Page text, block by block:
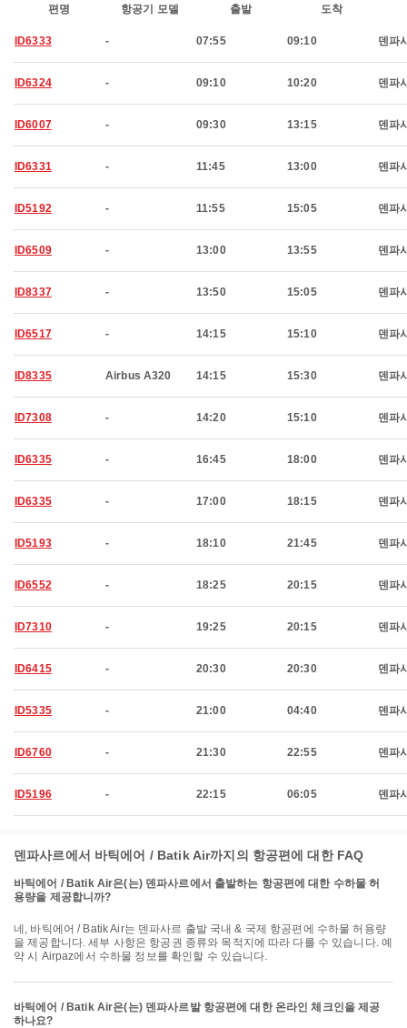
편명 항공기 모델 출발 도착
ID6333 - 07:55 09:10 덴파
ID6324 - 09:10 10:20 덴파
ID6007 - 09:30 13:15 덴파
ID6331 - 11:45 13:00 덴파
ID5192 - 11:55 15:05 덴파
ID6509 - 13:00 13:55 덴파
ID8337 - 13:50 15:05 덴파
ID6517 - 14:15 15:10 덴파
ID8335 Airbus A320 14:15 15:30 덴파
ID7308 - 14:20 15:10 덴파
ID6335 - 16:45 18:00 덴파
ID6335 - 17:00 18:15 덴파
ID5193 - 18:10 21:45 덴파
ID6552 - 18:25 20:15 덴파
ID7310 - 19:25 20:15 덴파
ID6415 - 20:30 20:30 덴파
ID5335 - 21:00 04:40 덴파
ID6760 - 21:30 22:55 덴파
ID5196 - 22:15 06:05 덴파
덴파사르에서 바틱에어 / Batik Air까지의 항공편에 대한 FAQ
바틱에어 / Batik Air은(는) 덴파사르에서 출발하는 항공편에 대한 수하물 허
용량을 제공합니까?
네, 바틱에어 / Batik Air는 덴파사르 출발 국내 & 국제 항공편에 수하물 허용량
을 제공합니다. 세부 사항은 항공권 종류와 목적지에 따라 다를 수 있습니다. 예
약 시 Airpaz에서 수하물 정보를 확인할 수 있습니다.
바틱에어 / Batik Air은(는) 덴파사르발 항공편에 대한 온라인 체크인을 제공
하나요?